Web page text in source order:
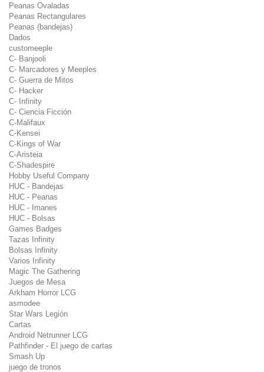
Peanas Ovaladas
Peanas Rectangulares
Peanas (bandejas)
Dados
customeeple
C- Banjooli
C- Marcadores y Meeples
C- Guerra de Mitos
C- Hacker
C- Infinity
C- Ciencia Ficción
C-Malifaux
C-Kensei
C-Kings of War
C-Aristeia
C-Shadespire
Hobby Useful Company
HUC - Bandejas
HUC - Peanas
HUC - Imanes
HUC - Bolsas
Games Badges
Tazas Infinity
Bolsas Infinity
Varios Infinity
Magic The Gathering
Juegos de Mesa
Arkham Horror LCG
asmodee
Star Wars Legión
Cartas
Android Netrunner LCG
Pathfinder - El juego de cartas
Smash Up
juego de tronos